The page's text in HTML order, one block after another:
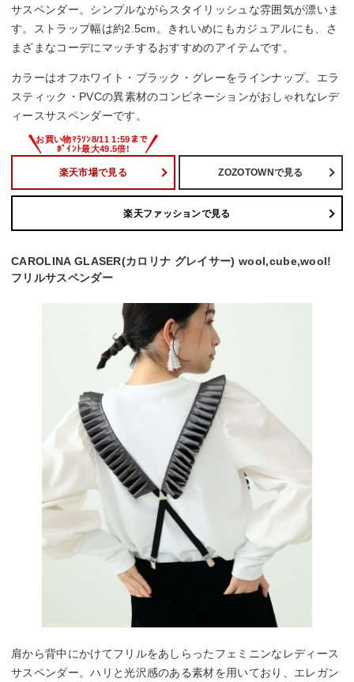
サスペンダー。シンプルながらスタイリッシュな雰囲気が漂いま
す。ストラップ幅は約2.5cm。きれいめにもカジュアルにも、さ
まざまなコーデにマッチするおすすめのアイテムです。
カラーはオフホワイト・ブラック・グレーをラインナップ。エラ
スティック・PVCの異素材のコンビネーションがおしゃれなレデ
ィースサスペンダーです。
楽天市場で見る ZOZOTOWNで見る
楽天ファッションで見る
CAROLINA GLASER(カロリナ グレイサー) wool,cube,wool!
フリルサスペンダー
肩から背中にかけてフリルをあしらったフェミニンなレディース
サスペンダー。ハリと光沢感のある素材を用いており、エレガン